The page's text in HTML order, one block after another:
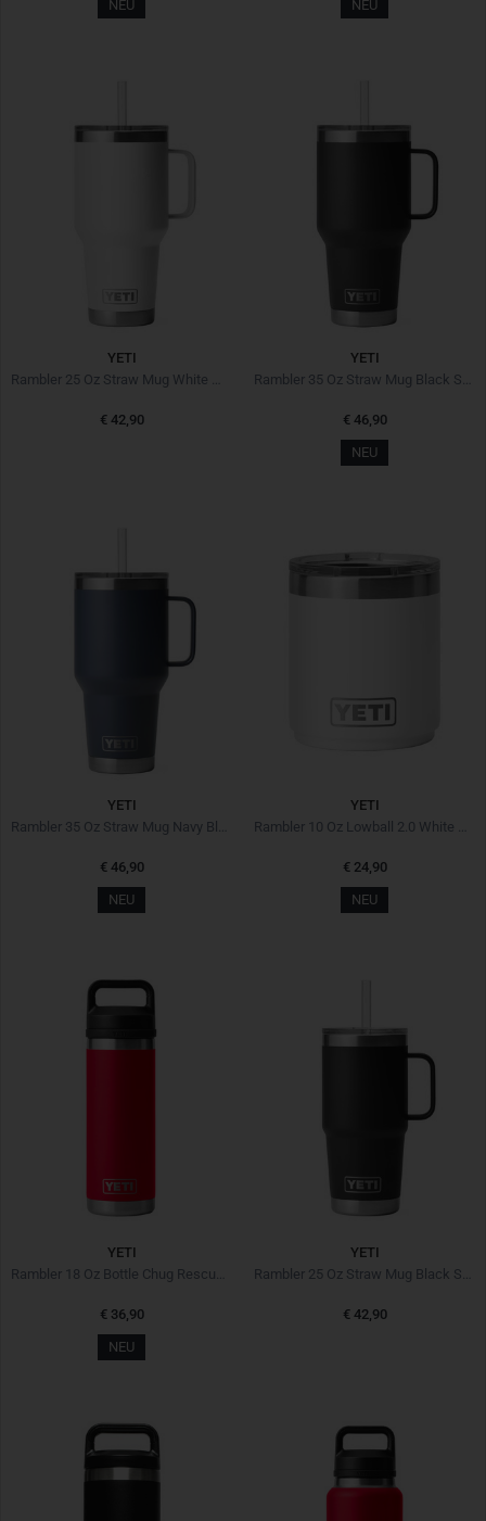
NEU
NEU
YETI
€ 42,90
YETI
€ 46,90
NEU
YETI
Rambler 35 Oz Straw Mug Navy Blau
€ 46,90
NEU
YETI
Rambler 10 Oz Lowball 2.0 White Weiß
€ 24,90
NEU
YETI
Rambler 18 Oz Bottle Chug Rescue Red Rot
€ 36,90
NEU
YETI
Rambler 25 Oz Straw Mug Black Schwarz
€ 42,90